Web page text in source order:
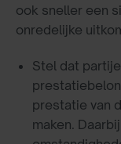
ook sneller een
onredelijke
Stel dat
prestatie van
maken.